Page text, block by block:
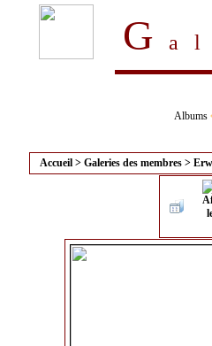
G
Albums
Accueil > Galeries des membres >